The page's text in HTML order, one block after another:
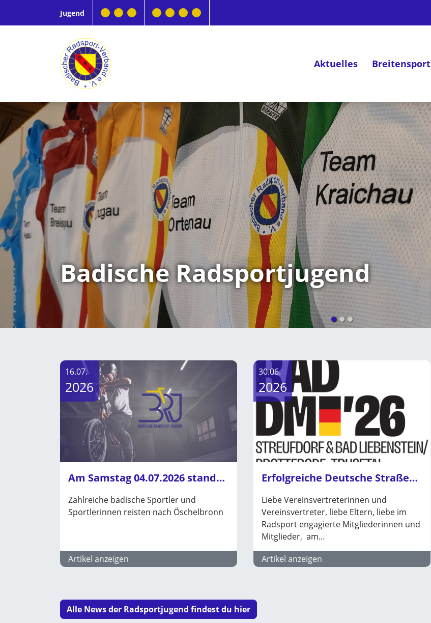
Jugend
Aktuelles Breitensport
Badische Radsportjugend
16.07.
2026
Am Samstag 04.07.2026 standen die Landesmeisterschaften Bahn Ausdauer in Öschelbronn an
Zahlreiche badische Sportler und
Sportlerinnen reisten nach Öschelbronn
Artikel anzeigen
30.06.
2026
Erfolgreiche Deutsche Straßenmeisterschaften 2026 – Ein Dank an unsere Vereine
Liebe Vereinsvertreterinnen und
Vereinsvertreter, liebe Eltern, liebe im
Radsport engagierte Mitgliederinnen und
Mitglieder, am…
Artikel anzeigen
Alle News der Radsportjugend findest du hier